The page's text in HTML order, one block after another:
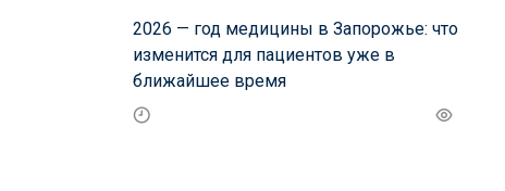
2026 — год медицины в Запорожье: что
изменится для пациентов уже в
ближайшее время